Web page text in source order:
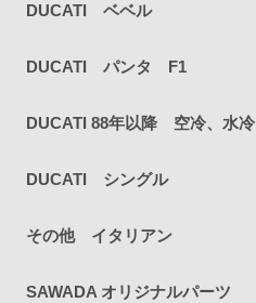
DUCATI ベベル
DUCATI パンタ F1
DUCATI 88年以降 空冷、水冷
DUCATI シングル
その他 イタリアン
SAWADA オリジナルパーツ